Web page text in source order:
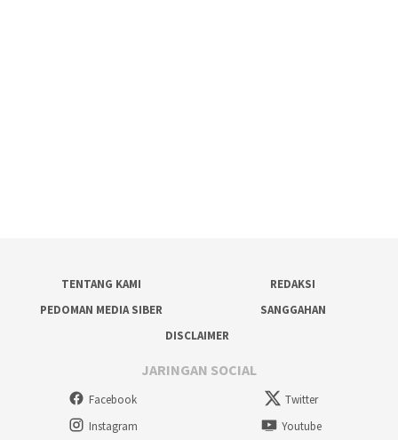
TENTANG KAMI
REDAKSI
PEDOMAN MEDIA SIBER
SANGGAHAN
DISCLAIMER
JARINGAN SOCIAL
Facebook
Twitter
Instagram
Youtube